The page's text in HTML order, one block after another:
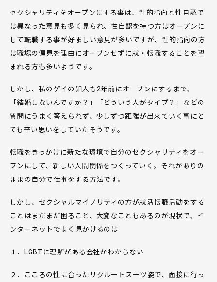
セクシャリティをオープンにする事は、性的指向と性自認で
は異なった意見も多く見られ、性自認を持つ方はオープンに
して転職する事が好ましい意見が多いですが、性的指向の方
は職場の偏見を理由にオープンせずに就・転職することを望
まれる方も多いようです。
しかし、私のゲイの知人も2年前にオープンにするまで、
「結婚しないんですか？」「どういう人がタイプ？」などの
質問にうまく答えられず、少しずつ距離が出来ていく事にと
ても辛い思いをしていたそうです。
転職をきっかけに新たな環境で自分のセクシャリティをオー
プンにして、新しい人間関係をつくっていく。それがありの
ままの自分で仕事をする方法です。
しかし、セクシャルマイノリティの方が就活転職活動をする
ことはまだまだ困ること、大変なこともあるのが現状で、イ
ンターネットでよく見かけるのは
１．LGBTに理解がある会社かわからない
２．こころの性に合ったリクルートスーツ姿で、面接に行っ